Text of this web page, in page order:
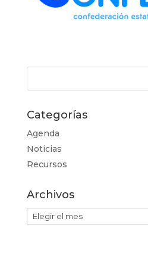
Categorías
Agenda
Noticias
Recursos
Archivos
Archivos